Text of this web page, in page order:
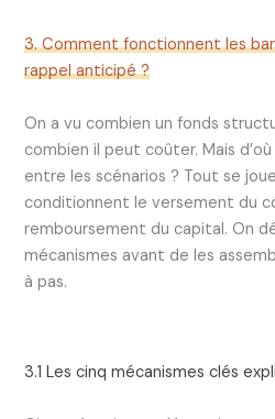
3. Comment fonctionnent les
rappel anticipé ?
On a vu combien un fonds
combien il peut coûter. Mais
entre les scénarios ? Tout se
conditionnent le versement du
remboursement du capital. On
mécanismes avant de les
à pas.
3.1 Les cinq mécanismes clés